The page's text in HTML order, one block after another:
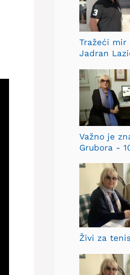
Tražeći mir
Jadran
Važno je
Grubora -
Živi za